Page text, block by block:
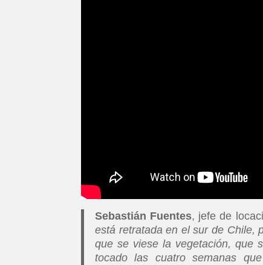
Sebastián Fuentes, jefe de
está retratada en el sur de Chile,
que se viese la vegetación, que
tocado las cuatro semanas